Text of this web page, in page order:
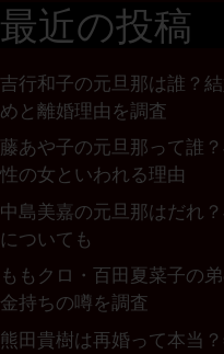
最近の投稿
吉行和子の元旦那は誰？
めと離婚理由を調査
藤あや子の元旦那って誰
性の女といわれる理由
中島美嘉の元旦那はだれ
についても
ももクロ・百田夏菜子の
金持ちの噂を調査
熊田貴樹は再婚って本当